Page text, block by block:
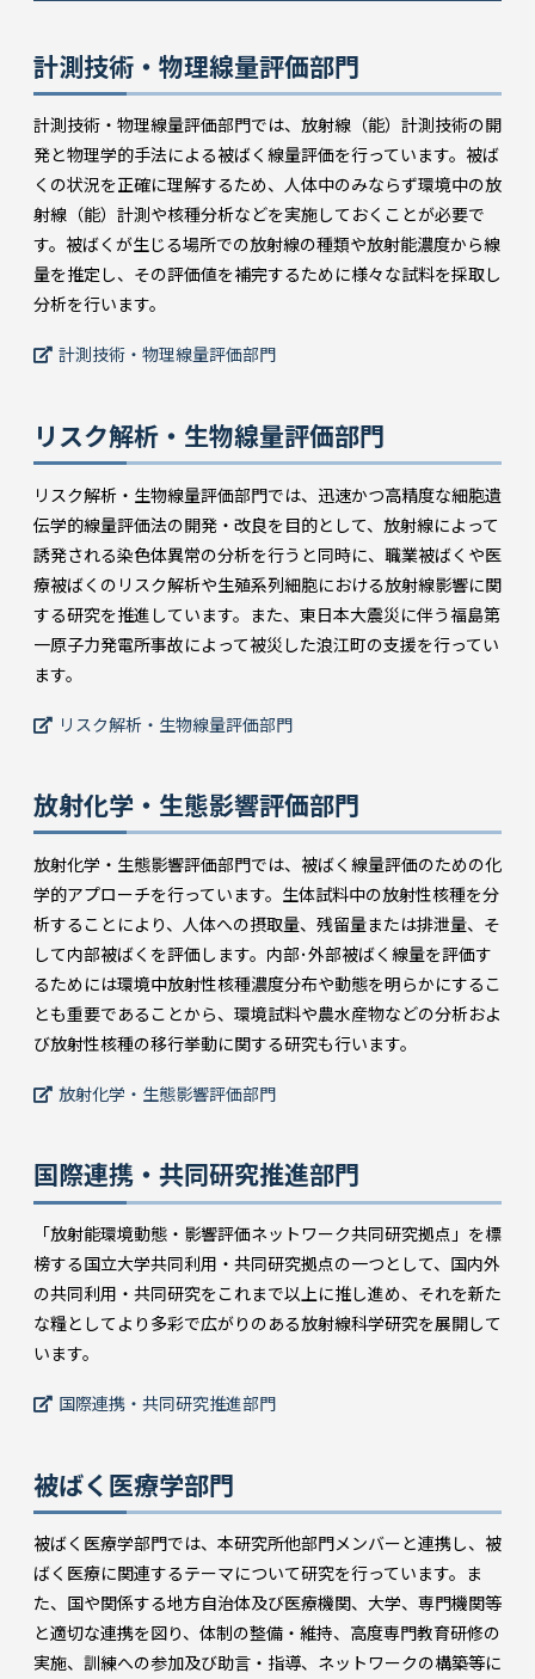
計測技術・物理線量評価部門
計測技術・物理線量評価部門では、放射線（能）計測技術の開
発と物理学的手法による被ばく線量評価を行っています。被ば
くの状況を正確に理解するため、人体中のみならず環境中の放
射線（能）計測や核種分析などを実施しておくことが必要で
す。被ばくが生じる場所での放射線の種類や放射能濃度から線
量を推定し、その評価値を補完するために様々な試料を採取し
分析を行います。
計測技術・物理線量評価部門
リスク解析・生物線量評価部門
リスク解析・生物線量評価部門では、迅速かつ高精度な細胞遺
伝学的線量評価法の開発・改良を目的として、放射線によって
誘発される染色体異常の分析を行うと同時に、職業被ばくや医
療被ばくのリスク解析や生殖系列細胞における放射線影響に関
する研究を推進しています。また、東日本大震災に伴う福島第
一原子力発電所事故によって被災した浪江町の支援を行ってい
ます。
リスク解析・生物線量評価部門
放射化学・生態影響評価部門
放射化学・生態影響評価部門では、被ばく線量評価のための化
学的アプローチを行っています。生体試料中の放射性核種を分
析することにより、人体への摂取量、残留量または排泄量、そ
して内部被ばくを評価します。内部･外部被ばく線量を評価す
るためには環境中放射性核種濃度分布や動態を明らかにするこ
とも重要であることから、環境試料や農水産物などの分析およ
び放射性核種の移行挙動に関する研究も行います。
放射化学・生態影響評価部門
国際連携・共同研究推進部門
「放射能環境動態・影響評価ネットワーク共同研究拠点」を標
榜する国立大学共同利用・共同研究拠点の一つとして、国内外
の共同利用・共同研究をこれまで以上に推し進め、それを新た
な糧としてより多彩で広がりのある放射線科学研究を展開して
います。
国際連携・共同研究推進部門
被ばく医療学部門
被ばく医療学部門では、本研究所他部門メンバーと連携し、被
ばく医療に関連するテーマについて研究を行っています。ま
た、国や関係する地方自治体及び医療機関、大学、専門機関等
と適切な連携を図り、体制の整備・維持、高度専門教育研修の
実施、訓練への参加及び助言・指導、ネットワークの構築等に